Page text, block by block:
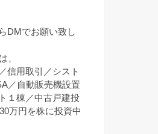
DMでお願い致し
、
信用取引／シスト
／自動販売機設置
１棟／中古戸建投
万円を株に投資中